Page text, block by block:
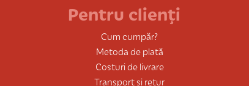
Pentru clienți
Cum cumpăr?
Metoda de plată
Costuri de livrare
Transport și retur